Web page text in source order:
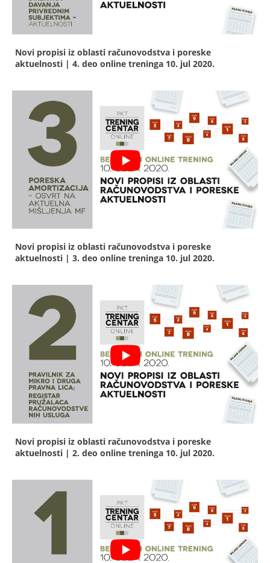
Novi propisi iz oblasti računovodstva i poreske
aktuelnosti | 4. deo online treninga 10. jul 2020.
Novi propisi iz oblasti računovodstva i poreske
aktuelnosti | 3. deo online treninga 10. jul 2020.
Novi propisi iz oblasti računovodstva i poreske
aktuelnosti | 2. deo online treninga 10. jul 2020.